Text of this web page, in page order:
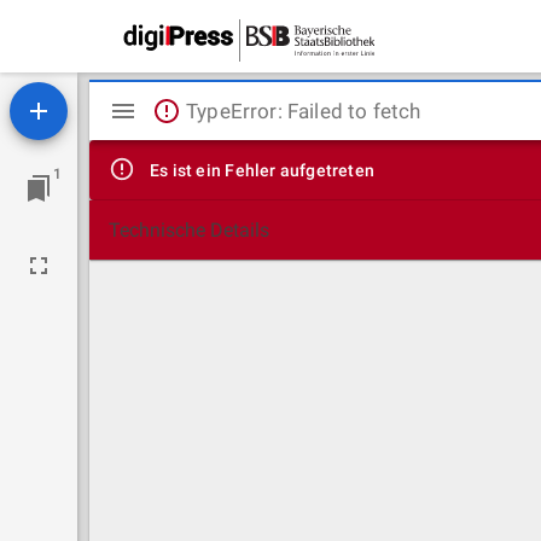
1
Mirador
Viewer
TypeError: Failed to fetch
Es ist ein Fehler aufgetreten
Technische Details